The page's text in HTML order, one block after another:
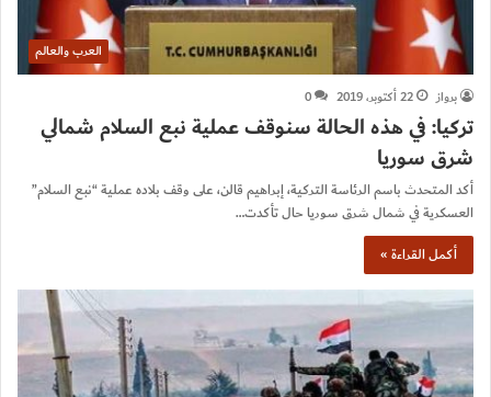
العرب والعالم
برواز
22 أكتوبر، 2019 0
تركيا: في هذه الحالة سنوقف عملية نبع السلام شمالي
شرق سوريا
أكد المتحدث باسم الرئاسة التركية، إبراهيم قالن، على وقف بلاده عملية “نبع السلام”
العسكرية في شمال شرق سوريا حال تأكدت…
أكمل القراءة »